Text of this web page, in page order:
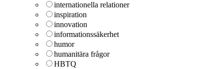
internationella relationer
inspiration
innovation
informationssäkerhet
humor
humanitära frågor
HBTQ